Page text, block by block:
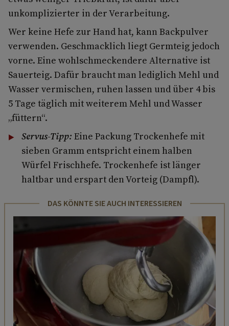
unkomplizierter in der Verarbeitung.
Wer keine Hefe zur Hand hat, kann Backpulver
verwenden. Geschmacklich liegt Germteig jedoch
vorne. Eine wohlschmeckendere Alternative ist
Sauerteig. Dafür braucht man lediglich Mehl und
Wasser vermischen, ruhen lassen und über 4 bis
5 Tage täglich mit weiterem Mehl und Wasser
„füttern“.
Servus-Tipp: Eine Packung Trockenhefe mit
sieben Gramm entspricht einem halben
Würfel Frischhefe. Trockenhefe ist länger
haltbar und erspart den Vorteig (Dampfl).
DAS KÖNNTE SIE AUCH INTERESSIEREN